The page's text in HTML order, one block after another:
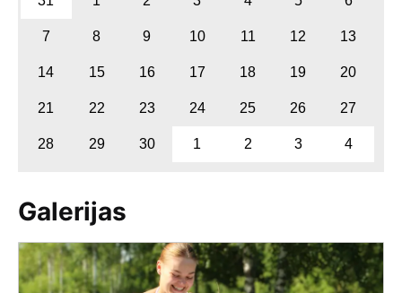
7 8 9 10 11 12 13
14 15 16 17 18 19 20
21 22 23 24 25 26 27
28 29 30 1 2 3 4
Galerijas